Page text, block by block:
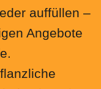
auffüllen –
Angebote